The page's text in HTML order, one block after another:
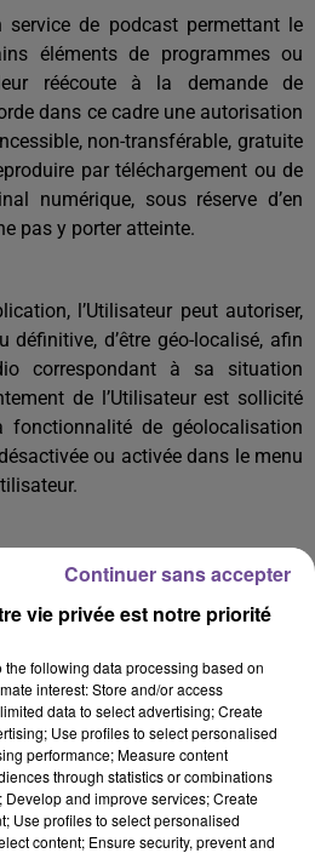
service de podcast permettant le
éléments de programmes ou
réécoute à la demande de
dans ce cadre une autorisation
non-transférable, gratuite
par téléchargement ou de
numérique, sous réserve d’en
pas y porter atteinte.
l’Utilisateur peut autoriser,
définitive, d’être géo-localisé, afin
correspondant à sa situation
de l’Utilisateur est sollicité
fonctionnalité de géolocalisation
ou activée dans le menu
ses Contenus et Services sont :
de l’Éditeur ou des détenteurs de
française et internationale sur
propriété intellectuelle.
vie privée est notre priorité
the following data processing based on
interest: Store and/or access
data to select advertising; Create
Use profiles to select personalised
performance; Measure content
through statistics or combinations
Develop and improve services; Create
Use profiles to select personalised
content; Ensure security, prevent and
Continuer sans accepter